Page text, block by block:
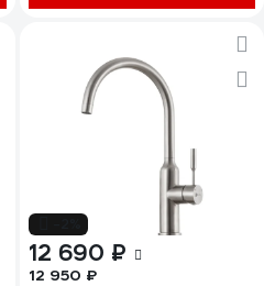
12 690 ₽
12 950 ₽